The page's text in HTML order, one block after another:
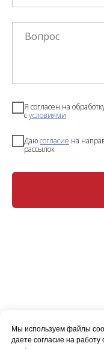
Я согласен на
сусловиями
Даюсогласие на
рассылок
Мы используем файлы
даете согласие на